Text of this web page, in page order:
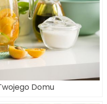
Domu